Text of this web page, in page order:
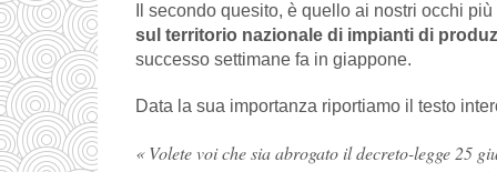
Il secondo quesito, è quello ai nostri occhi
sul territorio nazionale di impianti di
successo settimane fa in giappone.
Data la sua importanza riportiamo il testo
« Volete voi che sia abrogato il decreto-legge 25 giugno 2008, n. 112, convertito con modificazioni, dalla legge 6 agosto 2008, n. 133, nel testo risultante per effetto di modificazioni ed integrazioni successive, recante “Disposizioni urgenti per lo sviluppo economico, la semplificazione, la competitività, la stabilizzazione della finanza pubblica e perequazione tributaria”, limitatamente alle seguenti parti: art. 7, comma 1, lettera d: “d) realizzazione nel territorio nazionale di impianti di produzione di energia nucleare;”; nonché la legge 23 luglio 2009, n. 99, nel testo risultante per effetto di modificazioni ed integrazioni successive, recante “Disposizioni per lo sviluppo e l’internazionalizzazione delle imprese, nonché in materia di energia”, limitatamente alle seguenti parti: art. 25, comma 1, limitatamente alle parole: “della localizzazione nel territorio nazionale di impianti di produzione di energia elettrica nucleare, di impianti di fabbricazione del combustibile nucleare,”; art. 25, comma 1, limitatamente alle parole: “Con i medesimi decreti sono altresì stabiliti le procedure autorizzative e i requisiti soggettivi per lo svolgimento delle attività di costruzione, di esercizio e di disattivazione degli impianti di cui al primo periodo.”; art. 25, comma 2, lettera c), limitatamente alle parole: “, con oneri a carico delle imprese coinvolte nella costruzione o nell’esercizio degli impianti e delle strutture, alle quali è fatto divieto di trasferire tali oneri a carico degli utenti finali”; art. 25, comma 2, lettera d), limitatamente alle parole: “che i titolari di autorizzazioni di attività devono adottare”; art. 25, comma 2, lettera g), limitatamente alle parole: “la costruzione e l’esercizio di impianti per la produzione di energia elettrica nucleare e di impianti per”; art. 25, comma 2, lettera g), limitatamente alla particella “per” che segue le parole “dei rifiuti radioattivi o”; art. 25, comma 2, lettera i): “i) previsione che le approvazioni relative ai requisiti e alle specifiche tecniche degli impianti nucleari, già concesse negli ultimi dieci anni dalle Autorità competenti di Paesi membri dell’Agenzia per l’energia nucleare dell’Organizzazione per la cooperazione e lo sviluppo economico (AENOCSE) o dalle autorità competenti di Paesi con i quali siano definiti accordi bilaterali di cooperazione tecnologica e industriale nel settore nucleare, siano considerate valide in Italia, previa approvazione dell’Agenzia per la sicurezza nucleare;”; art. 25, comma 2, lettera l), limitatamente alle parole: “gli oneri relativi ai”; art. 25, comma 2, lettera l), limitatamente alle parole: “a titolo oneroso a carico degli esercenti le attività nucleari e possano essere”; art. 25, comma 2, lettera n): “n) previsione delle modalità attraverso le quali i produttori di energia elettrica nucleare dovranno provvedere alla costituzione di un fondo per il «decommissioning»;”; art. 25, comma 2, lettera o), limitatamente alla virgola che segue le parole “per le popolazioni”; art. 25, comma 2, lettera o), limitatamente alle parole: “, al fine di creare le condizioni idonee per l’esecuzione degli interventi e per la gestione degli impianti”; art. 25, comma 2, lettera q): “q) previsione, nell’ambito delle risorse di bilancio disponibili allo scopo, di una opportuna campagna di informazione alla popolazione italiana sull’energia nucleare, con particolare riferimento alla sua sicurezza e alla sua economicità.”; art. 25, comma 3: “Nei giudizi davanti agli organi di giustizia amministrativa che comunque riguardino le procedure di progettazione, approvazione e realizzazione delle opere, infrastrutture e insediamenti produttivi concernenti il settore dell’energia nucleare e relative attività di espropriazione, occupazione e asservimento si applicano le disposizioni di cui all’art. 246 del codice dei contratti pubblici relativi a lavori, servizi e forniture, di cui al decreto legislativo 12 aprile 2006, n. 163.”; art. 25, comma 4: “4. Al comma 4 dell’articolo 11 del decreto legislativo 16 marzo 1999, n. 79, dopo le parole: «fonti energetiche rinnovabili» sono